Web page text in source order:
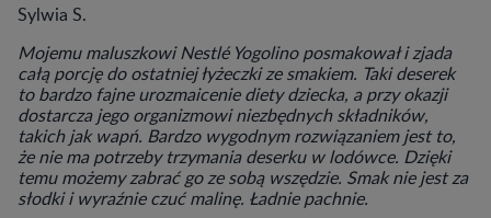
Sylwia S.
Mojemu maluszkowi Nestlé Yogolino posmakował i zjada
całą porcję do ostatniej łyżeczki ze smakiem. Taki deserek
to bardzo fajne urozmaicenie diety dziecka, a przy okazji
dostarcza jego organizmowi niezbędnych składników,
takich jak wapń. Bardzo wygodnym rozwiązaniem jest to,
że nie ma potrzeby trzymania deserku w lodówce. Dzięki
temu możemy zabrać go ze sobą wszędzie. Smak nie jest za
słodki i wyraźnie czuć malinę. Ładnie pachnie.